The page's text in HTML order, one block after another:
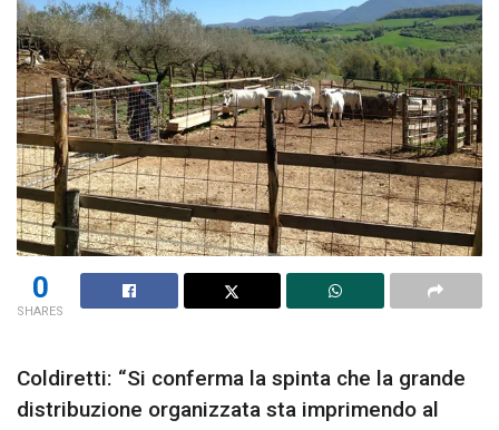
0
SHARES
Coldiretti: “Si conferma la spinta che la grande
distribuzione organizzata sta imprimendo al